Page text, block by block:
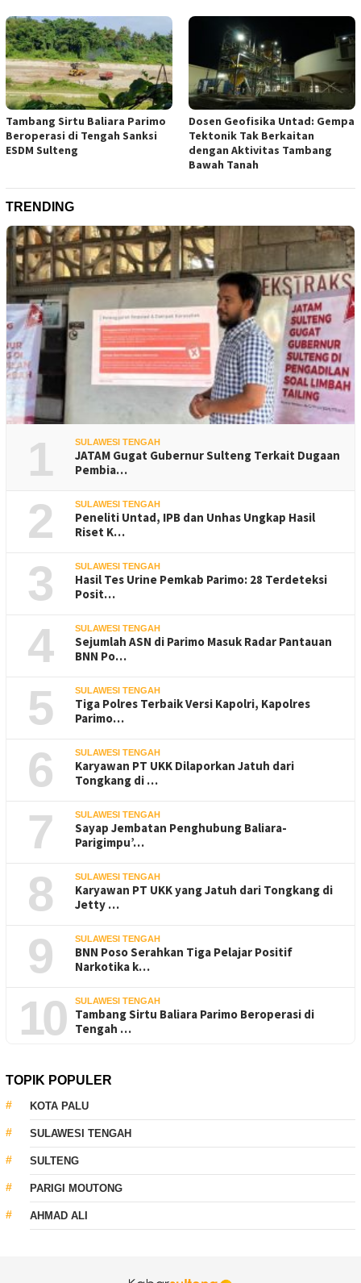
Tambang Sirtu Baliara Parimo
Beroperasi di Tengah Sanksi
ESDM Sulteng
Dosen Geofisika Untad: Gempa
Tektonik Tak Berkaitan
dengan Aktivitas Tambang
Bawah Tanah
TRENDING
1 SULAWESI TENGAH
JATAM Gugat Gubernur Sulteng Terkait Dugaan
Pembia…
2 SULAWESI TENGAH
Peneliti Untad, IPB dan Unhas Ungkap Hasil
Riset K…
3 SULAWESI TENGAH
Hasil Tes Urine Pemkab Parimo: 28 Terdeteksi
Posit…
4 SULAWESI TENGAH
Sejumlah ASN di Parimo Masuk Radar Pantauan
BNN Po…
5 SULAWESI TENGAH
Tiga Polres Terbaik Versi Kapolri, Kapolres
Parimo…
6 SULAWESI TENGAH
Karyawan PT UKK Dilaporkan Jatuh dari
Tongkang di …
7 SULAWESI TENGAH
Sayap Jembatan Penghubung Baliara-
Parigimpu’…
8 SULAWESI TENGAH
Karyawan PT UKK yang Jatuh dari Tongkang di
Jetty …
9 SULAWESI TENGAH
BNN Poso Serahkan Tiga Pelajar Positif
Narkotika k…
10 SULAWESI TENGAH
Tambang Sirtu Baliara Parimo Beroperasi di
Tengah …
TOPIK POPULER
KOTA PALU
SULAWESI TENGAH
SULTENG
PARIGI MOUTONG
AHMAD ALI